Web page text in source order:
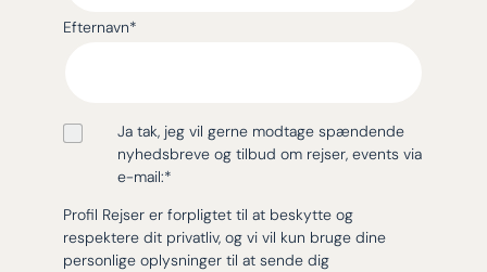
Efternavn*
Ja tak, jeg vil gerne modtage spændende
nyhedsbreve og tilbud om rejser, events via
e-mail:*
Profil Rejser er forpligtet til at beskytte og
respektere dit privatliv, og vi vil kun bruge dine
personlige oplysninger til at sende dig